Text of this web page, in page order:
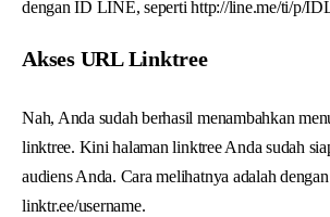
dengan ID LINE, seperti http://line.me/ti/p/
Akses URL Linktree
Nah, Anda sudah berhasil menambahkan
linktree. Kini halaman linktree Anda sudah
audiens Anda. Cara melihatnya adalah
linktr.ee/username.